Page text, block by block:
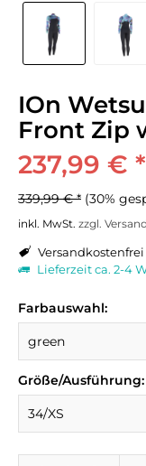
IOn
Front Zip
237,99 € *
339,99 € * (30%
inkl. MwSt. zzgl.
Versandkostenfrei
Lieferzeit ca. 2-4
Farbauswahl:
Größe/Ausführung: